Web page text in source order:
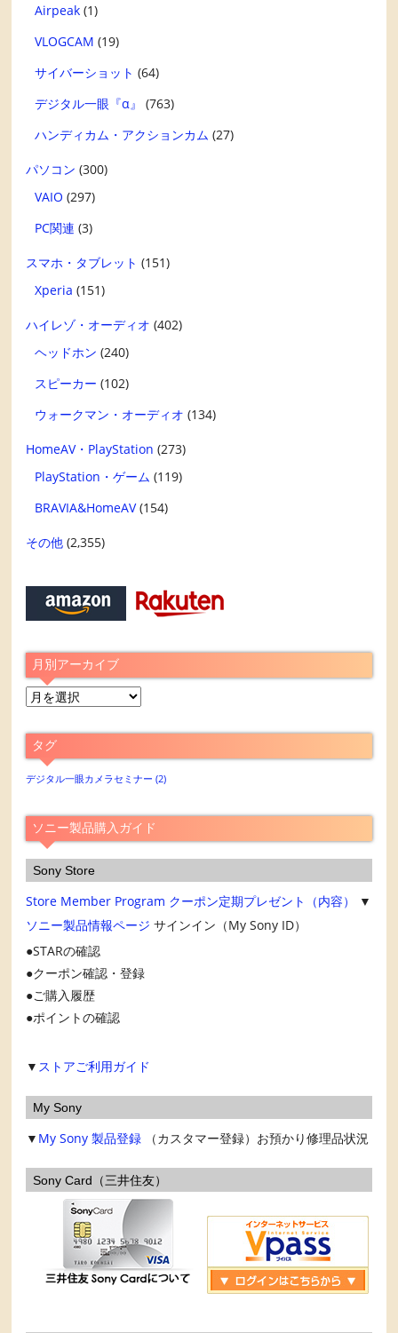
Airpeak (1)
VLOGCAM (19)
サイバーショット (64)
デジタル一眼『α』
(763)
ハンディカム・アクションカム (27)
パソコン (300)
VAIO (297)
PC関連 (3)
スマホ・タブレット (151)
Xperia (151)
ハイレゾ・オーディオ (402)
ヘッドホン (240)
スピーカー (102)
ウォークマン・オーディオ (134)
HomeAV・PlayStation (273)
PlayStation・ゲーム (119)
BRAVIA&HomeAV(154)
その他 (2,355)
月別アーカイブ
月
ア
ー
カ
ブ
タグ
デジタル一眼カメラセミナー (2)
ソニー製品購入ガイド
Sony Store
Store Member Program クーポン定期プレゼント（内容）
▼
ソニー製品情報ページ サインイン（My Sony ID）
STARの確認
クーポン確認・登録
ご購入履歴
ポイントの確認
▼ ストアご利用ガイド
My Sony
▼ My Sony 製品登録 （カスタマー登録）お預かり修理品状況
Sony Card（三井住友）